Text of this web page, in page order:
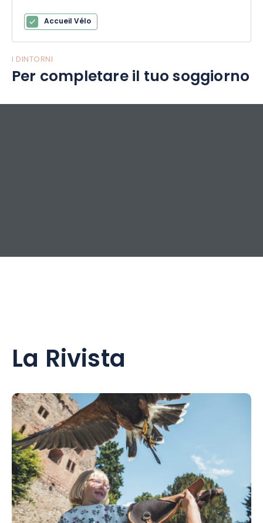
Accueil Vélo
I DINTORNI
Per completare il tuo soggiorno
La Rivista